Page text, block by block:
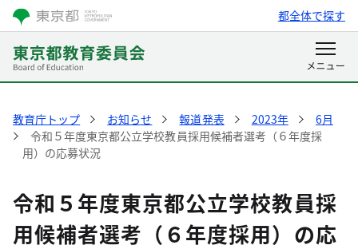
都全体で探す
教育庁トップ お知らせ 報道発表 2023年
6月
令和５年度東京都公立学校教員採用候補者選考（６年度採
用）の応募状況
令和５年度東京都公立学校教員採
用候補者選考（６年度採用）の応